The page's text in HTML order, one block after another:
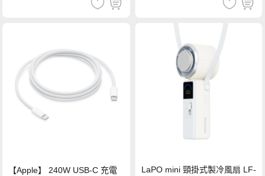
【Apple】 240W USB-C 充電
LaPO mini 頸掛式製冷風扇 LF-